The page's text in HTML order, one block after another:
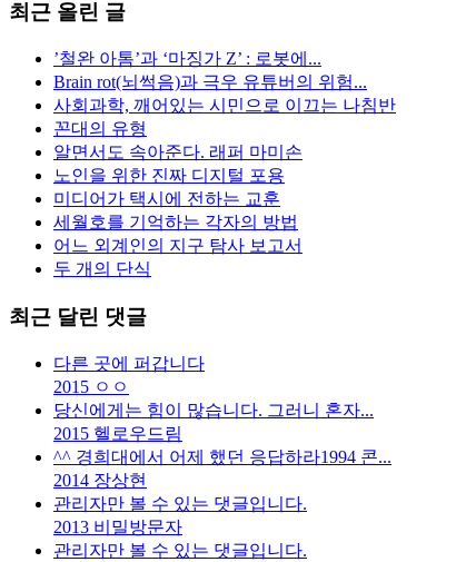
최근 올린 글
’철완 아톰’과 ‘마징가 Z’ : 로봇에...
Brain rot(뇌썩음)과 극우 유튜버의 위험...
사회과학, 깨어있는 시민으로 이끄는 나침반
꼰대의 유형
알면서도 속아준다. 래퍼 마미손
노인을 위한 진짜 디지털 포용
미디어가 택시에 전하는 교훈
세월호를 기억하는 각자의 방법
어느 외계인의 지구 탐사 보고서
두 개의 단식
최근 달린 댓글
다른 곳에 퍼갑니다
2015 ㅇㅇ
당신에게는 힘이 많습니다. 그러니 혼자...
2015 헬로우드림
^^ 경희대에서 어제 했던 응답하라1994 콘...
2014 장상현
관리자만 볼 수 있는 댓글입니다.
2013 비밀방문자
관리자만 볼 수 있는 댓글입니다.